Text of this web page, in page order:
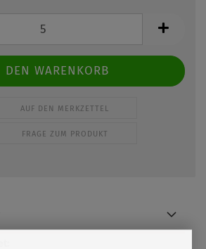
AUF DEN MERKZETTEL
FRAGE ZUM PRODUKT